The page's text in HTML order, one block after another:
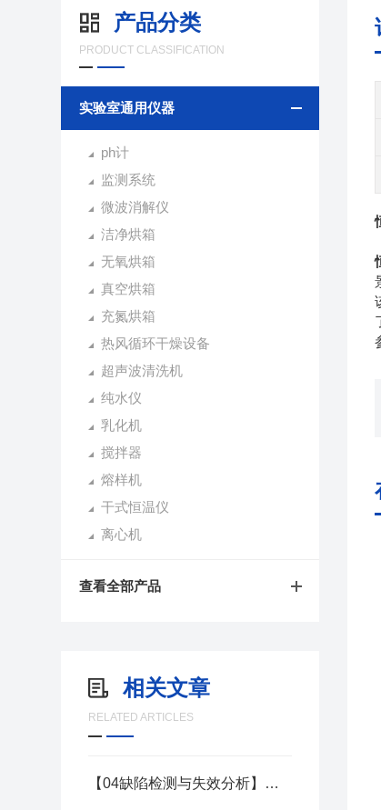
产品分类
PRODUCT CLASSIFICATION
实验室通用仪器
ph计
监测系统
微波消解仪
洁净烘箱
无氧烘箱
真空烘箱
充氮烘箱
热风循环干燥设备
超声波清洗机
纯水仪
乳化机
搅拌器
熔样机
干式恒温仪
离心机
查看全部产品
相关文章
RELATED ARTICLES
【04缺陷检测与失效分析】之热光发射显微：热点漏电定位解决方案